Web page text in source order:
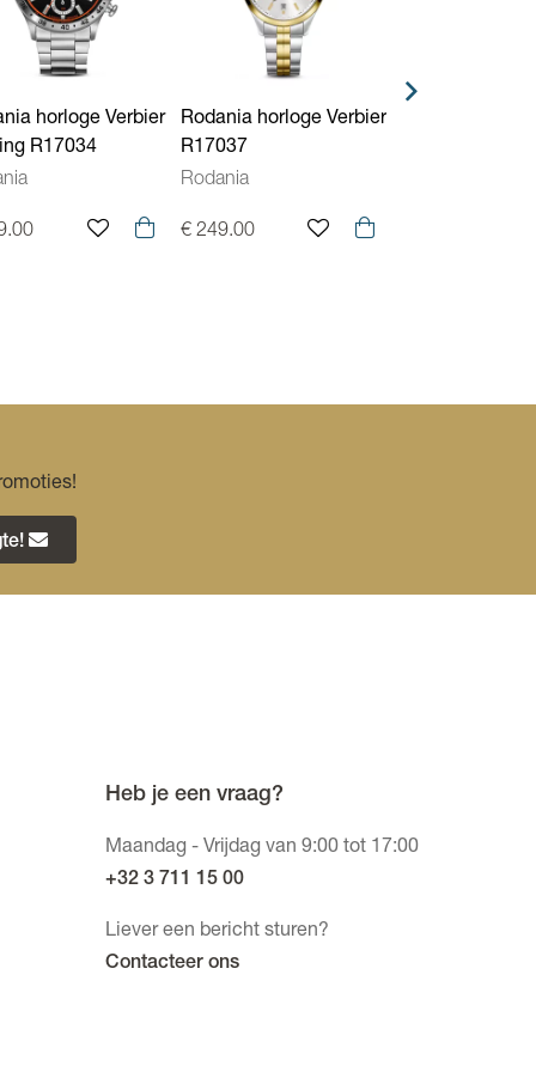
Swiss Made, Saffierglas, Aflezing: analoog
horloge Verbier
R17034
Rodania horloge Verbier
R17037
Rodania
€ 249.00
Heb je een vraag?
Maandag - Vrijdag van 9:00 tot 17:00
+32 3 711 15 00
Liever een bericht sturen?
Contacteer ons